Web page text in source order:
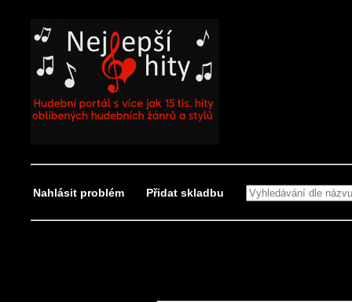
Nahlásit problém Přidat skladbu